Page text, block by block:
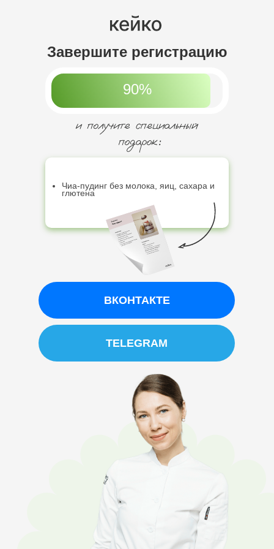
Завершите регистрацию
90%
Чиа-пудинг без молока, яиц, сахара и
глютена
ВКОНТАКТЕ
TELEGRAM
АНО ДПО “Академия кондитерского искусства”
ИНН 5407982134
ОГРН 1215400030010
help@keyco.ru
Политика конфиденциальности
Договор оферты